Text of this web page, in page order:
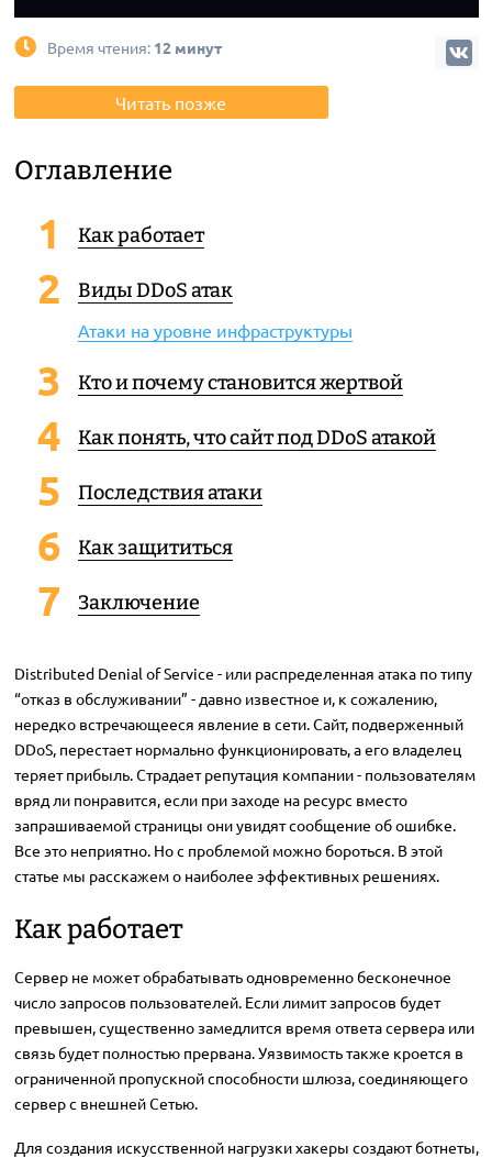
Время чтения: 12 минут
Читать позже
Оглавление
Как работает
Виды DDoS атак
Атаки на уровне инфраструктуры
Кто и почему становится жертвой
Как понять, что сайт под DDoS атакой
Последствия атаки
Как защититься
Заключение
Distributed Denial of Service - или распределенная атака по типу
“отказ в обслуживании” - давно известное и, к сожалению,
нередко встречающееся явление в сети. Сайт, подверженный
DDoS, перестает нормально функционировать, а его владелец
теряет прибыль. Страдает репутация компании - пользователям
вряд ли понравится, если при заходе на ресурс вместо
запрашиваемой страницы они увидят сообщение об ошибке.
Все это неприятно. Но с проблемой можно бороться. В этой
статье мы расскажем о наиболее эффективных решениях.
Как работает
Сервер не может обрабатывать одновременно бесконечное
число запросов пользователей. Если лимит запросов будет
превышен, существенно замедлится время ответа сервера или
связь будет полностью прервана. Уязвимость также кроется в
ограниченной пропускной способности шлюза, соединяющего
сервер с внешней Сетью.
Для создания искусственной нагрузки хакеры создают ботнеты,